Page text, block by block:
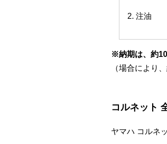
2. 注油
※納期は、約10
（場合により
コルネット
ヤマハ コルネ